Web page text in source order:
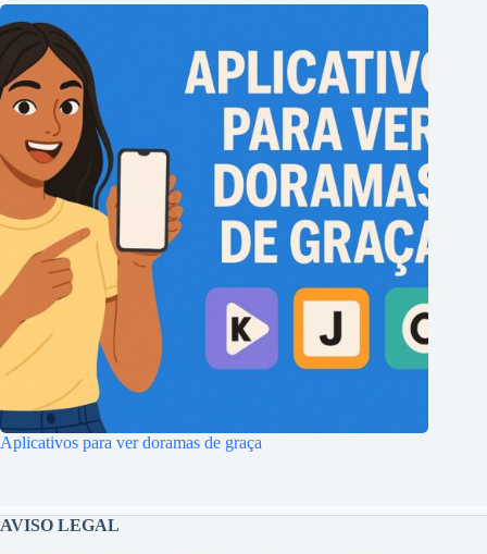
Aplicativos para ver doramas de graça
AVISO LEGAL